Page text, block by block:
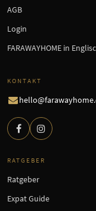
AGB
Login
FARAWAYHOME in
KONTAKT
RATGEBER
Ratgeber
Expat Guide